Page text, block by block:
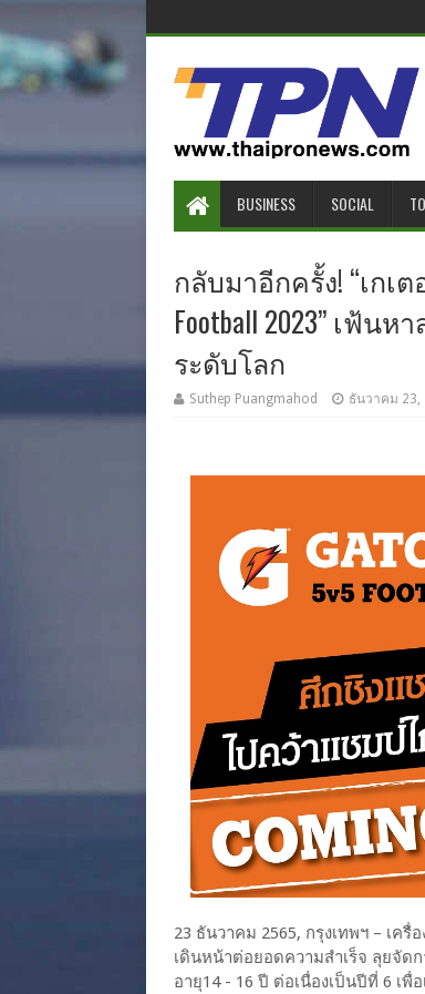
BUSINESS SOCIAL
กลับมาอีกครั้ง! “เกเต
Football 2023” เฟ้
ระดับโลก
Suthep Puangmahod ธันวาคม 23,
23 ธันวาคม 2565, กรุงเทพฯ – เครื่
เดินหน้าต่อยอดความสำเร็จ ลุยจัด
อายุ14 - 16 ปี ต่อเนื่องเป็นปีที่ 6 เ